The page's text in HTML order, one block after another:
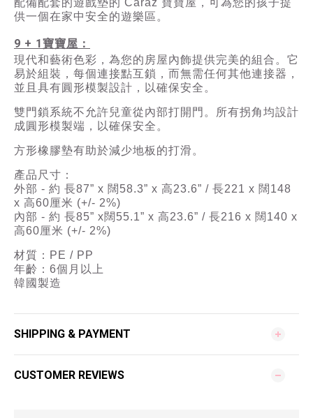
配備配套的遊戲墊的 Caraz 寶寶屋，可為您的孩子提
供一個在家中安全的遊樂區。
9 + 1寶寶屋：
現代和藝術色彩，為您的房屋內飾提供完美的組合。它
易於組裝，每個連接點互鎖，而無需任何其他連接器，
並且具有圓形模製設計，以確保安全。
雙門鎖系統不允許兒童從內部打開門。所有拐角均設計
成圓形模製端，以確保安全。
方形橡膠墊有助於減少地板的打滑。
產品尺寸：
外部 - 約 長87” x 闊58.3” x 高23.6” / 長221 x 闊148
x 高60厘米 (+/- 2%)
內部 - 約 長85” x闊55.1” x 高23.6” / 長216 x 闊140 x
高60厘米 (+/- 2%)
材質：PE / PP
年齡：6個月以上
韓國製造
SHIPPING & PAYMENT
CUSTOMER REVIEWS